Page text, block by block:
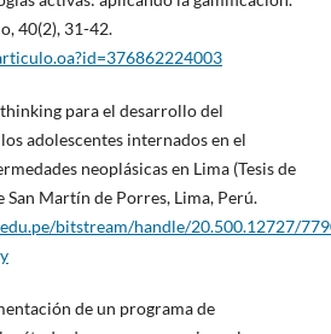
40(2), 31-42.
para el desarrollo del
adolescentes internados en el
neoplásicas en Lima (Tesis de
San Martín de Porres, Lima, Perú.
bitstream/handle/20.500.12727/
de un programa de